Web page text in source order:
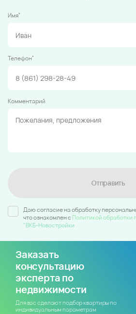
Имя*
Телефон*
Комментарий
Отправить
Даю согласие на обработку
что ознакомлен c Политикой
"ВКБ-Новостройки
Заказать
консультацию
эксперта по
недвижимости
Для вас сделают подбор квартиры по
индивидуальным параметрам